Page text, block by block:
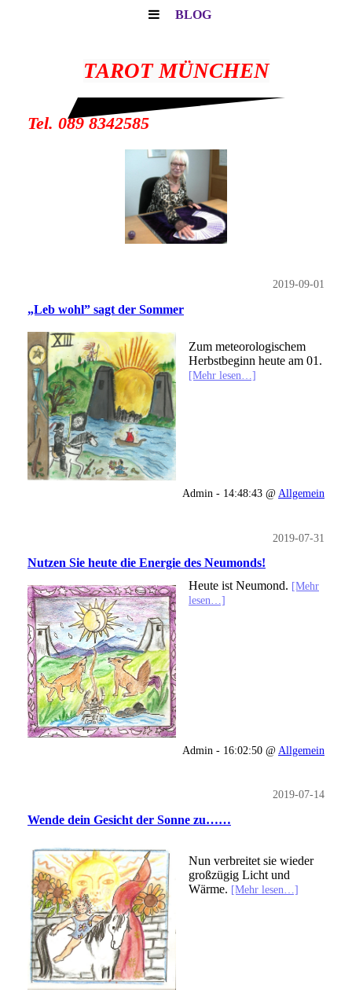
BLOG
TAROT MÜNCHEN
Tel. 089 8342585
2019-09-01
„Leb wohl” sagt der Sommer
Zum meteorologischem
Herbstbeginn heute am 01.
[Mehr lesen…]
Admin - 14:48:43 @Allgemein
2019-07-31
Nutzen Sie heute die Energie des Neumonds!
Heute ist Neumond. [Mehr
lesen…]
Admin - 16:02:50 @ Allgemein
2019-07-14
Wende dein Gesicht der Sonne zu……
Nun verbreitet sie wieder
großzügig Licht und
Wärme. [Mehr lesen…]